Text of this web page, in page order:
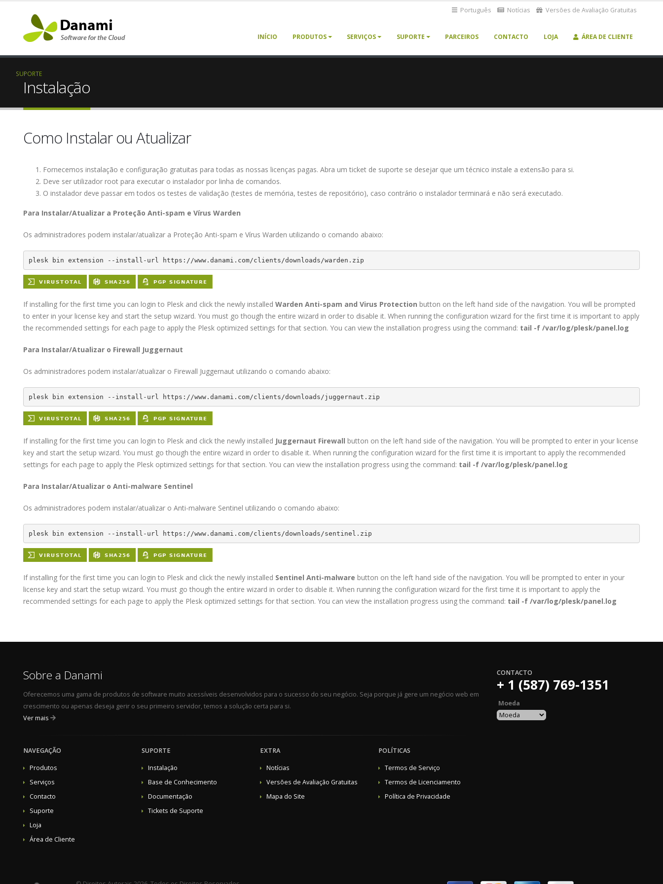
Português Notícias Versões de Avaliação Gratuitas
INÍCIO PRODUTOS SERVIÇOS SUPORTE PARCEIROS CONTACTO LOJA ÁREA DE CLIENTE
SUPORTE
Instalação
Como Instalar ou Atualizar
Fornecemos instalação e configuração gratuitas para todas as nossas licenças pagas. Abra um ticket de suporte se desejar que um técnico instale a extensão para si.
Deve ser utilizador root para executar o instalador por linha de comandos.
O instalador deve passar em todos os testes de validação (testes de memória, testes de repositório), caso contrário o instalador terminará e não será executado.
Para Instalar/Atualizar a Proteção Anti-spam e Vírus Warden
Os administradores podem instalar/atualizar a Proteção Anti-spam e Vírus Warden utilizando o comando abaixo:
plesk bin extension --install-url https://www.danami.com/clients/downloads/warden.zip
If installing for the first time you can login to Plesk and click the newly installed Warden Anti-spam and Virus Protection button on the left hand side of the navigation. You will be prompted
to enter in your license key and start the setup wizard. You must go though the entire wizard in order to disable it. When running the configuration wizard for the first time it is important to apply
the recommended settings for each page to apply the Plesk optimized settings for that section. You can view the installation progress using the command: tail -f /var/log/plesk/panel.log
Para Instalar/Atualizar o Firewall Juggernaut
Os administradores podem instalar/atualizar o Firewall Juggernaut utilizando o comando abaixo:
plesk bin extension --install-url https://www.danami.com/clients/downloads/juggernaut.zip
If installing for the first time you can login to Plesk and click the newly installed Juggernaut Firewall button on the left hand side of the navigation. You will be prompted to enter in your license
key and start the setup wizard. You must go though the entire wizard in order to disable it. When running the configuration wizard for the first time it is important to apply the recommended
settings for each page to apply the Plesk optimized settings for that section. You can view the installation progress using the command: tail -f /var/log/plesk/panel.log
Para Instalar/Atualizar o Anti-malware Sentinel
Os administradores podem instalar/atualizar o Anti-malware Sentinel utilizando o comando abaixo:
plesk bin extension --install-url https://www.danami.com/clients/downloads/sentinel.zip
If installing for the first time you can login to Plesk and click the newly installed Sentinel Anti-malware button on the left hand side of the navigation. You will be prompted to enter in your
license key and start the setup wizard. You must go though the entire wizard in order to disable it. When running the configuration wizard for the first time it is important to apply the
recommended settings for each page to apply the Plesk optimized settings for that section. You can view the installation progress using the command: tail -f /var/log/plesk/panel.log
Sobre a Danami
Oferecemos uma gama de produtos de software muito acessíveis desenvolvidos para o sucesso do seu negócio. Seja porque já gere um negócio web em
crescimento ou apenas deseja gerir o seu primeiro servidor, temos a solução certa para si.
Ver mais
NAVEGAÇÃO
Produtos
Serviços
Contacto
Suporte
Loja
Área de Cliente
SUPORTE
Instalação
Base de Conhecimento
Documentação
Tickets de Suporte
EXTRA
Notícias
Versões de Avaliação Gratuitas
Mapa do Site
POLÍTICAS
Termos de Serviço
Termos de Licenciamento
Política de Privacidade
CONTACTO
+ 1 (587) 769-1351
Moeda